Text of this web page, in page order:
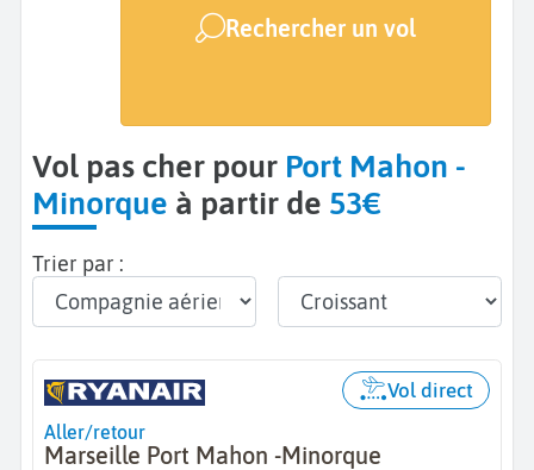
Rechercher un vol
Vol pas cher pour Port Mahon -
Minorque à partir de 53€
Trier par :
Aller/retour
Marseille Port Mahon -Minorque
Vol direct